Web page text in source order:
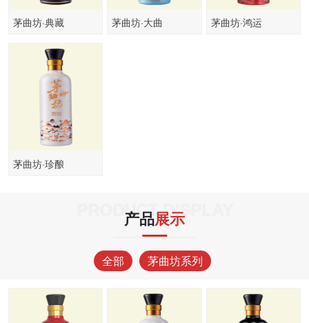
茅曲坊·典藏 茅曲坊·大曲 茅曲坊·鸿运
茅曲坊·珍酿
PRODUCT DISPLAY
产品展示
全部 茅曲坊系列